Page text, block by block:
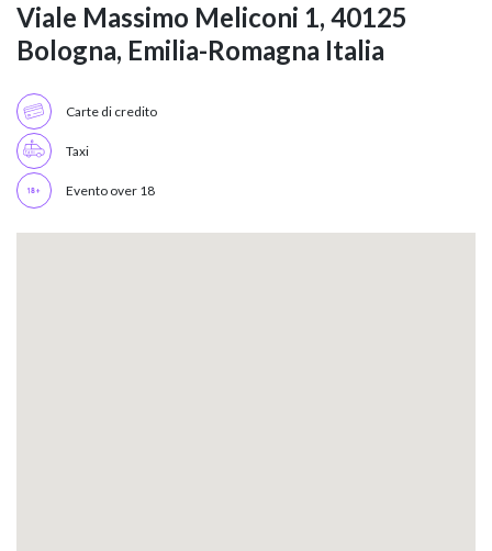
Viale Massimo Meliconi 1, 40125
Bologna, Emilia-Romagna Italia
Carte di credito
Taxi
Evento over 18